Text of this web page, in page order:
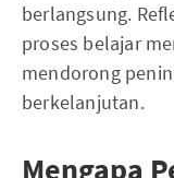
berlangsung.
proses belajar
mendorong
berkelanjutan.
Mengapa